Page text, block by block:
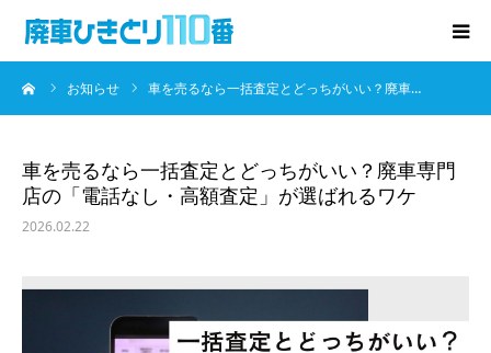
お知らせ 車を売るなら一括査定とどっちがいい？廃車…
車を売るなら一括査定とどっちがいい？廃車専門
店の「電話なし・高額査定」が選ばれるワケ
2026.02.22
廃車･事故車の買取
無料査定
お知らせ